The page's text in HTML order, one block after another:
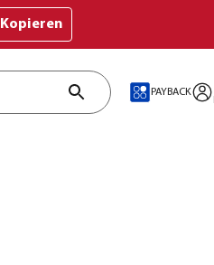
Kopieren
PAYBACK